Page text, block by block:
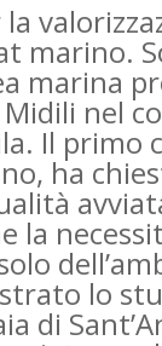
marino.
marina
Midili nel
Il
ha
la
lo
di